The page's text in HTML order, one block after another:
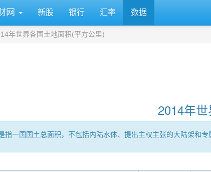
网 新股 银行 汇率 数据
年世界各国土地面积(平方公里)
2014年
指一国国土总面积，不包括内陆水体、提出主权主张的大陆架和